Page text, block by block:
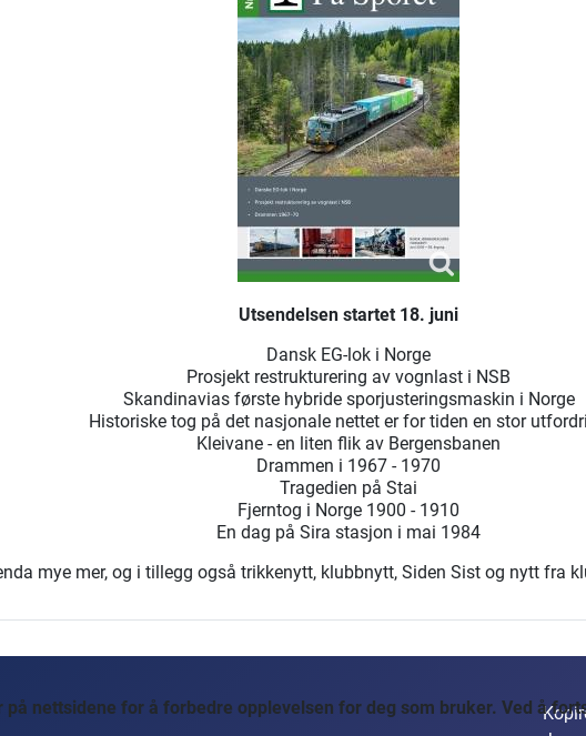
Utsendelsen startet 18. juni
Dansk EG-lok i Norge
Prosjekt restrukturering av vognlast i NSB
Skandinavias første hybride sporjusteringsmaskin i Norge
Historiske tog på det nasjonale nettet er for tiden en stor
Kleivane - en liten flik av Bergensbanen
Drammen i 1967 - 1970
Tragedien på Stai
Fjerntog i Norge 1900 - 1910
En dag på Sira stasjon i mai 1984
mye mer, og i tillegg også trikkenytt, klubbnytt, Siden Sist og nytt fra
nettsidene for å forbedre opplevelsen for deg som bruker. Ved å